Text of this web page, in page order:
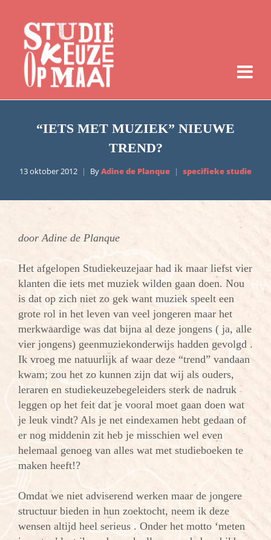
“IETS MET MUZIEK” NIEUWE
TREND?
13 oktober 2012 ByAdine de Planque specifieke studie
door Adine de Planque
Het afgelopen Studiekeuzejaar had ik maar liefst vier
klanten die iets met muziek wilden gaan doen. Nou
is dat op zich niet zo gek want muziek speelt een
grote rol in het leven van veel jongeren maar het
merkwaardige was dat bijna al deze jongens ( ja, alle
vier jongens) geenmuziekonderwijs hadden gevolgd .
Ik vroeg me natuurlijk af waar deze “trend” vandaan
kwam; zou het zo kunnen zijn dat wij als ouders,
leraren en studiekeuzebegeleiders sterk de nadruk
leggen op het feit dat je vooral moet gaan doen wat
je leuk vindt? Als je net eindexamen hebt gedaan of
er nog middenin zit heb je misschien wel even
helemaal genoeg van alles wat met studieboeken te
maken heeft!?
Omdat we niet adviserend werken maar de jongere
structuur bieden in hun zoektocht, neem ik deze
wensen altijd heel serieus . Onder het motto ‘meten